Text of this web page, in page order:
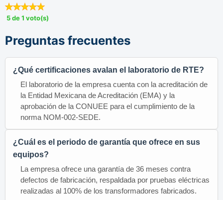
5 de 1 voto(s)
Preguntas frecuentes
¿Qué certificaciones avalan el laboratorio de RTE?
El laboratorio de la empresa cuenta con la acreditación de
la Entidad Mexicana de Acreditación (EMA) y la
aprobación de la CONUEE para el cumplimiento de la
norma NOM-002-SEDE.
¿Cuál es el periodo de garantía que ofrece en sus
equipos?
La empresa ofrece una garantía de 36 meses contra
defectos de fabricación, respaldada por pruebas eléctricas
realizadas al 100% de los transformadores fabricados.